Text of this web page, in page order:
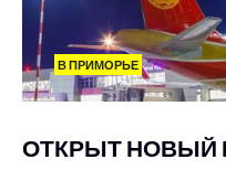
В ПРИМОРЬЕ
ОТКРЫТ НОВЫЙ